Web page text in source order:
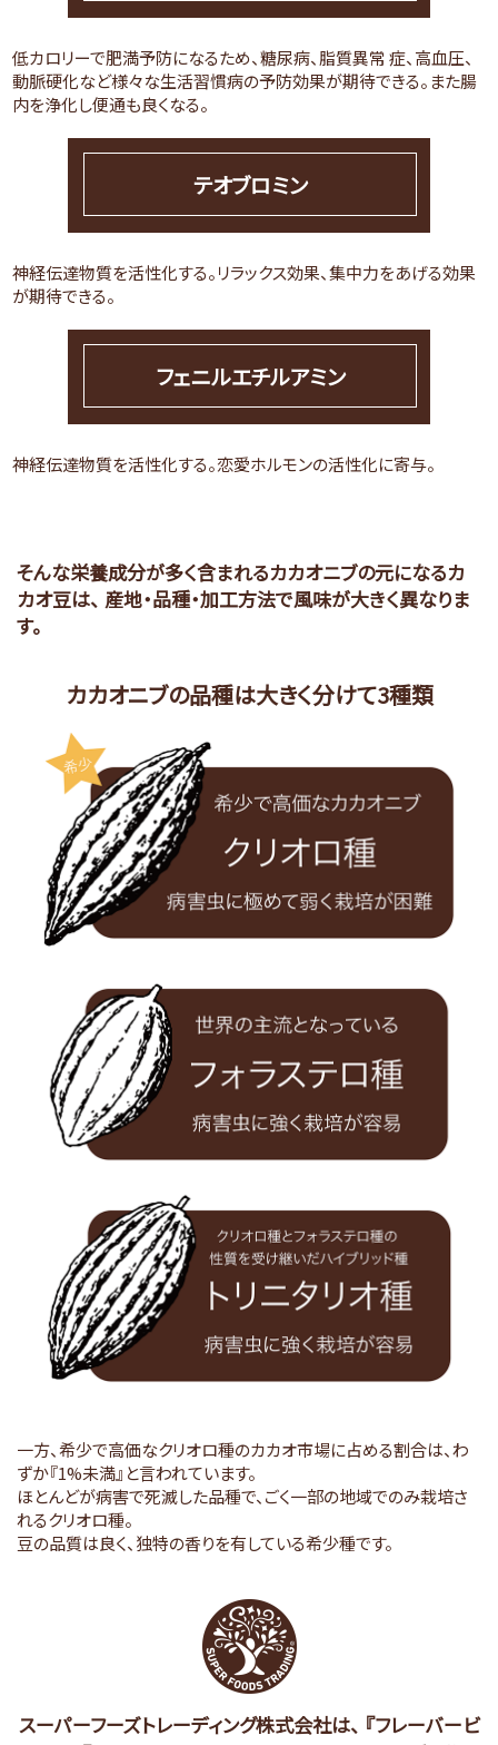
低カロリーで肥満予防になるため、糖尿病、脂質異常 症、高血圧、
動脈硬化など様々な生活習慣病の予防効果が期待できる。また腸
内を浄化し便通も良くなる。
テオブロミン
神経伝達物質を活性化する。リラックス効果、集中力をあげる効果
が期待できる。
フェニルエチルアミン
神経伝達物質を活性化する。恋愛ホルモンの活性化に寄与。
そんな栄養成分が多く含まれるカカオニブの元になるカ
カオ豆は、 産地・品種・加工方法で風味が大きく異なりま
す。
カカオニブの品種は大きく分けて3種類
一方、希少で高価なクリオロ種のカカオ市場に占める割合は、わ
ずか『1%未満』と言われています。
ほとんどが病害で死滅した品種で、ごく一部の地域でのみ栽培さ
れるクリオロ種。
豆の品質は良く、独特の香りを有している希少種です。
スーパーフーズトレーディング株式会社は、 『フレーバービ